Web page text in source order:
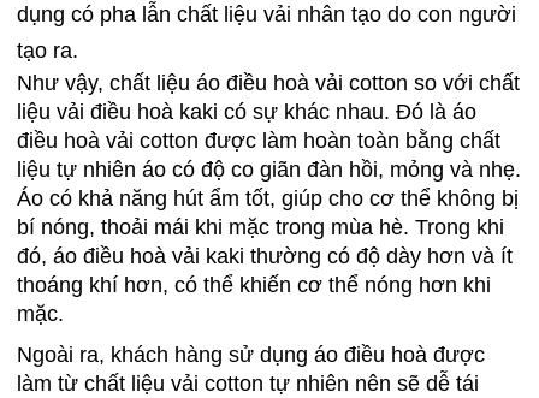
dụng có pha lẫn chất liệu vải nhân tạo do con người
tạo ra.
Như vậy, chất liệu áo điều hoà vải cotton so với chất
liệu vải điều hoà kaki có sự khác nhau. Đó là áo
điều hoà vải cotton được làm hoàn toàn bằng chất
liệu tự nhiên áo có độ co giãn đàn hồi, mỏng và nhẹ.
Áo có khả năng hút ẩm tốt, giúp cho cơ thể không bị
bí nóng, thoải mái khi mặc trong mùa hè. Trong khi
đó, áo điều hoà vải kaki thường có độ dày hơn và ít
thoáng khí hơn, có thể khiến cơ thể nóng hơn khi
mặc.
Ngoài ra, khách hàng sử dụng áo điều hoà được
làm từ chất liệu vải cotton tự nhiên nên sẽ dễ tái